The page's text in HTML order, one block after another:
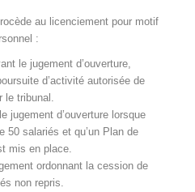
au licenciement pour motif
:
le jugement d’ouverture,
d’activité autorisée de
le tribunal.
jugement d’ouverture lorsque
50 salariés et qu’un Plan de
mis en place.
ordonnant la cession de
non repris.